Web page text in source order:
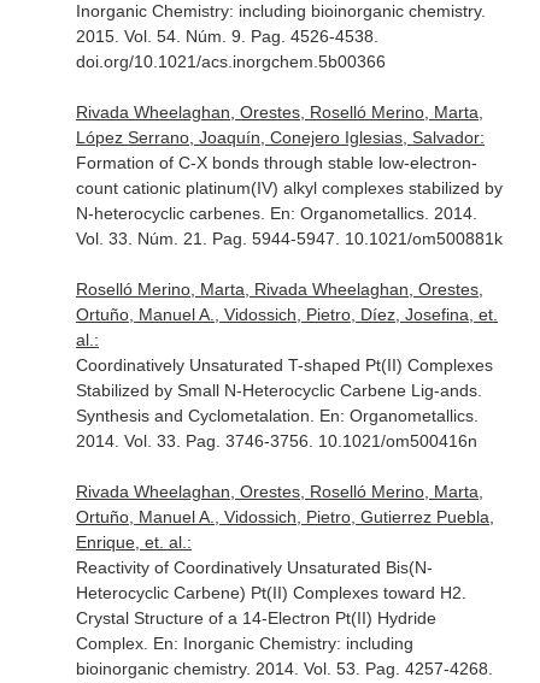
Inorganic Chemistry: including bioinorganic chemistry.
2015. Vol. 54. Núm. 9. Pag. 4526-4538.
doi.org/10.1021/acs.inorgchem.5b00366
Rivada Wheelaghan, Orestes, Roselló Merino, Marta,
López Serrano, Joaquín, Conejero Iglesias, Salvador:
Formation of C-X bonds through stable low-electron-
count cationic platinum(IV) alkyl complexes stabilized by
N-heterocyclic carbenes. En: Organometallics. 2014.
Vol. 33. Núm. 21. Pag. 5944-5947. 10.1021/om500881k
Roselló Merino, Marta, Rivada Wheelaghan, Orestes,
Ortuño, Manuel A., Vidossich, Pietro, Díez, Josefina, et.
al.:
Coordinatively Unsaturated T-shaped Pt(II) Complexes
Stabilized by Small N-Heterocyclic Carbene Lig-ands.
Synthesis and Cyclometalation. En: Organometallics.
2014. Vol. 33. Pag. 3746-3756. 10.1021/om500416n
Rivada Wheelaghan, Orestes, Roselló Merino, Marta,
Ortuño, Manuel A., Vidossich, Pietro, Gutierrez Puebla,
Enrique, et. al.:
Reactivity of Coordinatively Unsaturated Bis(N-
Heterocyclic Carbene) Pt(II) Complexes toward H2.
Crystal Structure of a 14-Electron Pt(II) Hydride
Complex. En: Inorganic Chemistry: including
bioinorganic chemistry. 2014. Vol. 53. Pag. 4257-4268.